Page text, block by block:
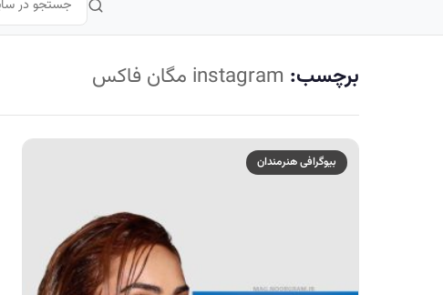
برچسب: instagram مگان فاکس
بیوگرافی هنرمندان